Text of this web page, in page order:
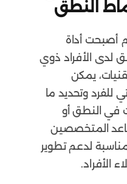
النطق
أصبحت أداة
لدى الأفراد ذوي
يمكن
للفرد وتحديد ما
في النطق أو
المتخصصين
لدعم تطوير
الأفراد.